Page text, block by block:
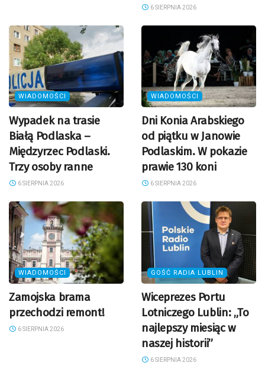
6 SIERPNIA 2026
WIADOMOŚCI
Wypadek na trasie
Białą Podlaska –
Międzyrzec Podlaski.
Trzy osoby ranne
6 SIERPNIA 2026
WIADOMOŚCI
Dni Konia Arabskiego
od piątku w Janowie
Podlaskim. W pokazie
prawie 130 koni
6 SIERPNIA 2026
WIADOMOŚCI
Zamojska brama
przechodzi remont!
6 SIERPNIA 2026
GOŚĆ RADIA LUBLIN
Wiceprezes Portu
Lotniczego Lublin: „To
najlepszy miesiąc w
naszej historii”
6 SIERPNIA 2026